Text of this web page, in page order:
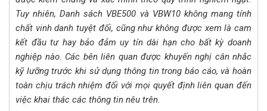
Tuy nhiên, Danh sách VBE500 và VBW10 không mang tính
chất vinh danh tuyệt đối, cũng như không được xem là cam
kết đầu tư hay bảo đảm uy tín dài hạn cho bất kỳ doanh
nghiệp nào. Các bên liên quan được khuyến nghị cân nhắc
kỹ lưỡng trước khi sử dụng thông tin trong báo cáo, và hoàn
toàn chịu trách nhiệm đối với mọi quyết định liên quan đến
việc khai thác các thông tin nêu trên.